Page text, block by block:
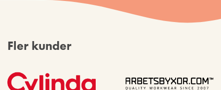
Fler kunder